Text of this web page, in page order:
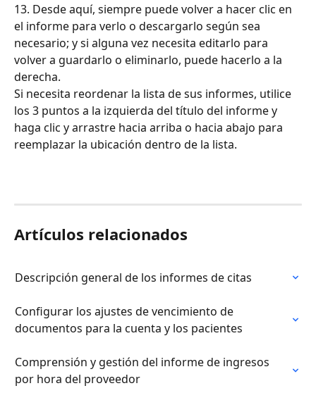
13. Desde aquí, siempre puede volver a hacer clic en
el informe para verlo o descargarlo según sea
necesario; y si alguna vez necesita editarlo para
volver a guardarlo o eliminarlo, puede hacerlo a la
derecha.
Si necesita reordenar la lista de sus informes, utilice
los 3 puntos a la izquierda del título del informe y
haga clic y arrastre hacia arriba o hacia abajo para
reemplazar la ubicación dentro de la lista.
Artículos relacionados
Descripción general de los informes de citas
Configurar los ajustes de vencimiento de
documentos para la cuenta y los pacientes
Comprensión y gestión del informe de ingresos
por hora del proveedor